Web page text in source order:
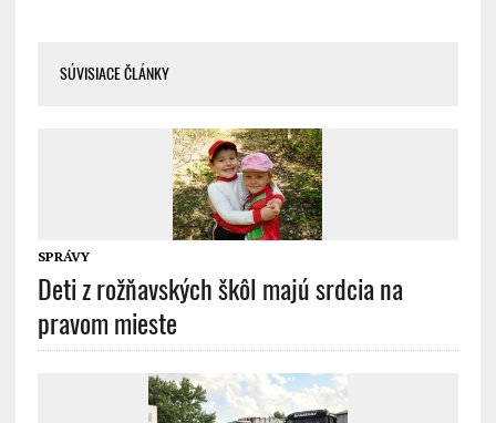
SÚVISIACE ČLÁNKY
SPRÁVY
Deti z rožňavských škôl majú srdcia na
pravom mieste